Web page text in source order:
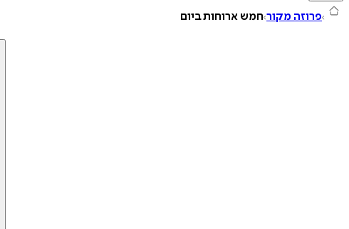
פרוזה מקור חמש ארוחות ביום